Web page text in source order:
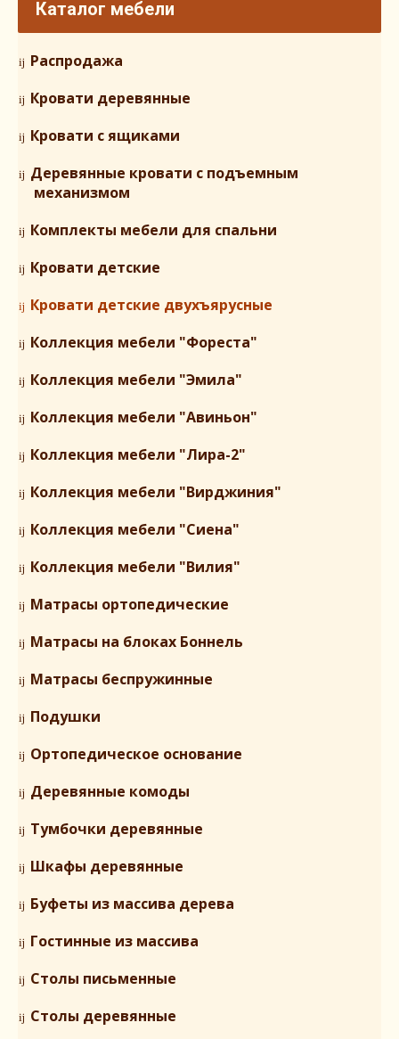
Каталог мебели
Распродажа
Кровати деревянные
Кровати с ящиками
Деревянные кровати с подъемным
механизмом
Комплекты мебели для спальни
Кровати детские
Кровати детские двухъярусные
Коллекция мебели "Фореста"
Коллекция мебели "Эмила"
Коллекция мебели "Авиньон"
Коллекция мебели "Лира-2"
Коллекция мебели "Вирджиния"
Коллекция мебели "Сиена"
Коллекция мебели "Вилия"
Матрасы ортопедические
Матрасы на блоках Боннель
Матрасы беспружинные
Подушки
Ортопедическое основание
Деревянные комоды
Тумбочки деревянные
Шкафы деревянные
Буфеты из массива дерева
Гостинные из массива
Столы письменные
Столы деревянные